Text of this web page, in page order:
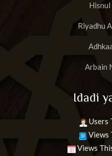
Riyadhu
Arbain
Idadi
Users
Views
Views